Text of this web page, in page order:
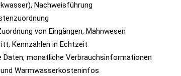
Nachweisführung
von Eingängen, Mahnwesen
Kennzahlen in Echtzeit
monatliche Verbrauchsinformationen
Warmwasserkosteninfos